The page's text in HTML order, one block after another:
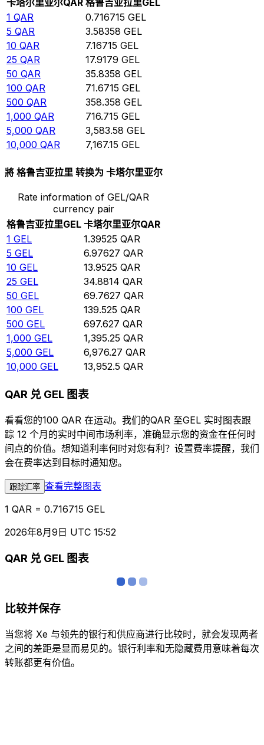
1 QAR 0.716715 GEL
5 QAR 3.58358 GEL
10 QAR 7.16715 GEL
25 QAR 17.9179 GEL
50 QAR 35.8358 GEL
100 QAR 71.6715 GEL
500 QAR 358.358 GEL
1,000 QAR 716.715 GEL
5,000 QAR 3,583.58 GEL
10,000 QAR 7,167.15 GEL
將 格鲁吉亚拉里 转换为 卡塔尔里亚尔
Rate information of GEL/QAR
currency pair
格鲁吉亚拉里GEL 卡塔尔里亚尔QAR
1 GEL 1.39525 QAR
5 GEL 6.97627 QAR
10 GEL 13.9525 QAR
25 GEL 34.8814 QAR
50 GEL 69.7627 QAR
100 GEL 139.525 QAR
500 GEL 697.627 QAR
1,000 GEL 1,395.25 QAR
5,000 GEL 6,976.27 QAR
10,000 GEL 13,952.5 QAR
QAR 兑 GEL 图表
看看您的100 QAR 在运动。我们的QAR 至GEL 实时图表跟
踪 12 个月的实时中间市场利率，准确显示您的资金在任何时
间点的价值。想知道利率何时对您有利？设置费率提醒，我们
会在费率达到目标时通知您。
跟踪汇率 查看完整图表
1 QAR = 0.716715 GEL
2026年8月9日 UTC 15:52
QAR 兑 GEL 图表
比较并保存
当您将 Xe 与领先的银行和供应商进行比较时，就会发现两者
之间的差距是显而易见的。银行利率和无隐藏费用意味着每次
转账都更有价值。